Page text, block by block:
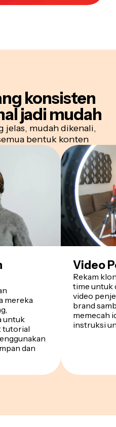
konsisten
jadi mudah
jelas, mudah dikenali,
bentuk konten
mereka
untuk
tutorial
dan
Video
Rekam
time untuk
video
brand
memecah
instruksi